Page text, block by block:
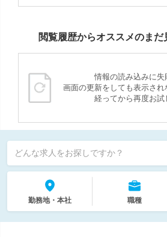
閲覧履歴からオススメのまだ
情報の読み込みに失
画面の更新をしても表示され
経ってから再度お試
どんな求人をお探しですか？
勤務地・本社 職種